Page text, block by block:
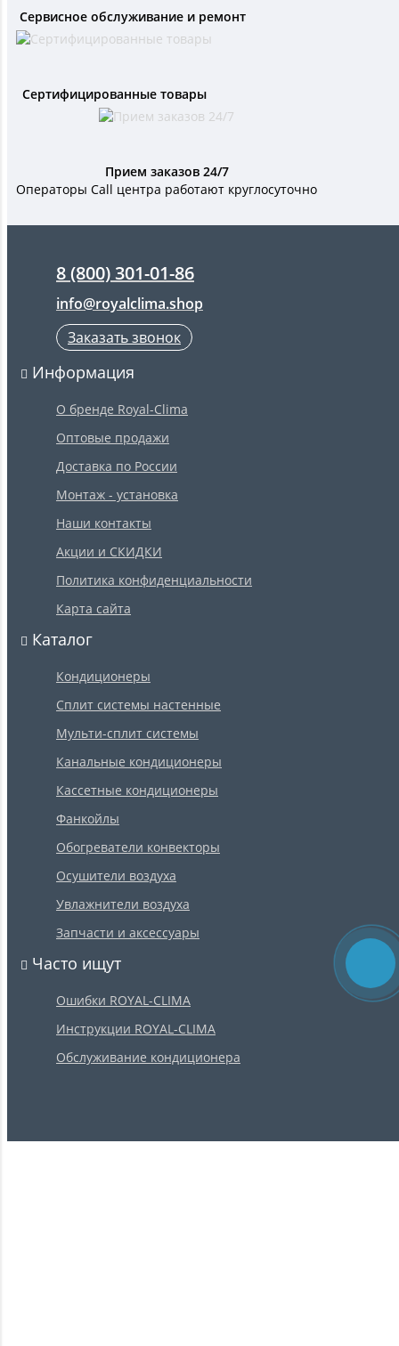
Сервисное обслуживание и ремонт
Сертифицированные товары
Прием заказов 24/7
Операторы Call центра работают круглосуточно
8 (800) 301-01-86
info@royalclima.shop
Заказать звонок
Информация
О бренде Royal-Clima
Оптовые продажи
Доставка по России
Монтаж - установка
Наши контакты
Акции и СКИДКИ
Политика конфиденциальности
Карта сайта
Каталог
Кондиционеры
Сплит системы настенные
Мульти-сплит системы
Канальные кондиционеры
Кассетные кондиционеры
Фанкойлы
Обогреватели конвекторы
Осушители воздуха
Увлажнители воздуха
Запчасти и аксессуары
Часто ищут
Ошибки ROYAL-CLIMA
Инструкции ROYAL-CLIMA
Обслуживание кондиционера